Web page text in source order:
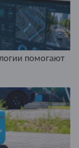
помогают